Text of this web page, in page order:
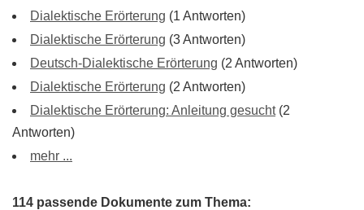
Dialektische Erörterung (1 Antworten)
Dialektische Erörterung (3 Antworten)
Deutsch-Dialektische Erörterung (2 Antworten)
Dialektische Erörterung (2 Antworten)
Dialektische Erörterung: Anleitung gesucht(2
Antworten)
mehr ...
114 passende Dokumente zum Thema: